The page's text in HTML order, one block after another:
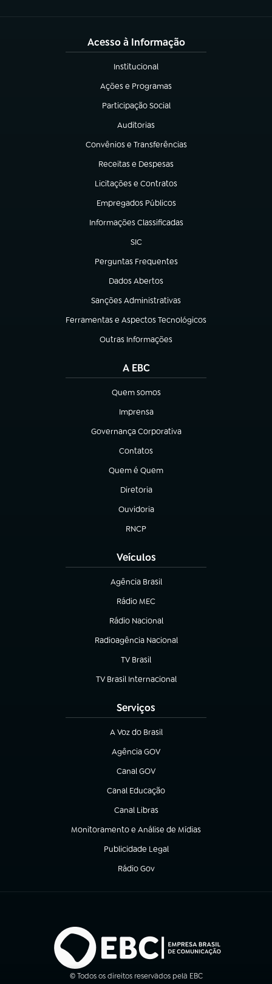
Acesso à Informação
Institucional
(abre em nova aba)
Ações e Programas
(abre em nova aba)
Participação Social
(abre em nova aba)
Auditorias
(abre em nova aba)
Convênios e Transferências
(abre em nova aba)
Receitas e Despesas
(abre em nova aba)
Licitações e Contratos
(abre em nova aba)
Empregados Públicos
(abre em nova aba)
Informações Classificadas
(abre em nova aba)
SIC
(abre em nova aba)
Perguntas Frequentes
(abre em nova aba)
Dados Abertos
(abre em nova aba)
Sanções Administrativas
(abre em nova aba)
Ferramentas e Aspectos Tecnológicos
(abre em nova aba)
Outras Informações
(abre em nova aba)
A EBC
Quem somos
(abre em nova aba)
Imprensa
(abre em nova aba)
Governança Corporativa
(abre em nova aba)
Contatos
(abre em nova aba)
Quem é Quem
(abre em nova aba)
Diretoria
(abre em nova aba)
Ouvidoria
(abre em nova aba)
RNCP
(abre em nova aba)
Veículos
Agência Brasil
(abre em nova aba)
Rádio MEC
Rádio Nacional
(abre em nova aba)
Radioagência Nacional
(abre em nova aba)
TV Brasil
(abre em nova aba)
TV Brasil Internacional
(abre em nova aba)
Serviços
A Voz do Brasil
(abre em nova aba)
Agência GOV
(abre em nova aba)
Canal GOV
(abre em nova aba)
Canal Educação
(abre em nova aba)
Canal Libras
(abre em nova aba)
Monitoramento e Análise de Mídias
(abre em nova aba)
Publicidade Legal
(abre em nova aba)
Rádio Gov
(abre em nova aba)
© Todos os direitos reservados pela EBC